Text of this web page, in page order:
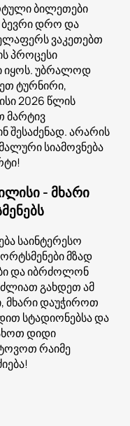
ბილეთები
ბევრი დრო და
ვაკეთებთ
პროცესი
იყოს. უბრალოდ
ტურნირი,
2026 წლის
მარტივ
შესაძენად. არარის
სიამოვნება
- მხარი
საინტერესო
მზად
და იბრძოლონ
გახდეთ ამ
მხარი დაუჭიროთ
სტადიონებსა და
დიდი
რაიმე